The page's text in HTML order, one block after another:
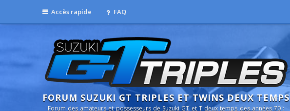
Accès rapide FAQ
FORUM SUZUKI GT TRIPLES ET TWINS DEUX TEMPS
Forum des amateurs et possesseurs de Suzuki GT et T deux temps des années 70 :